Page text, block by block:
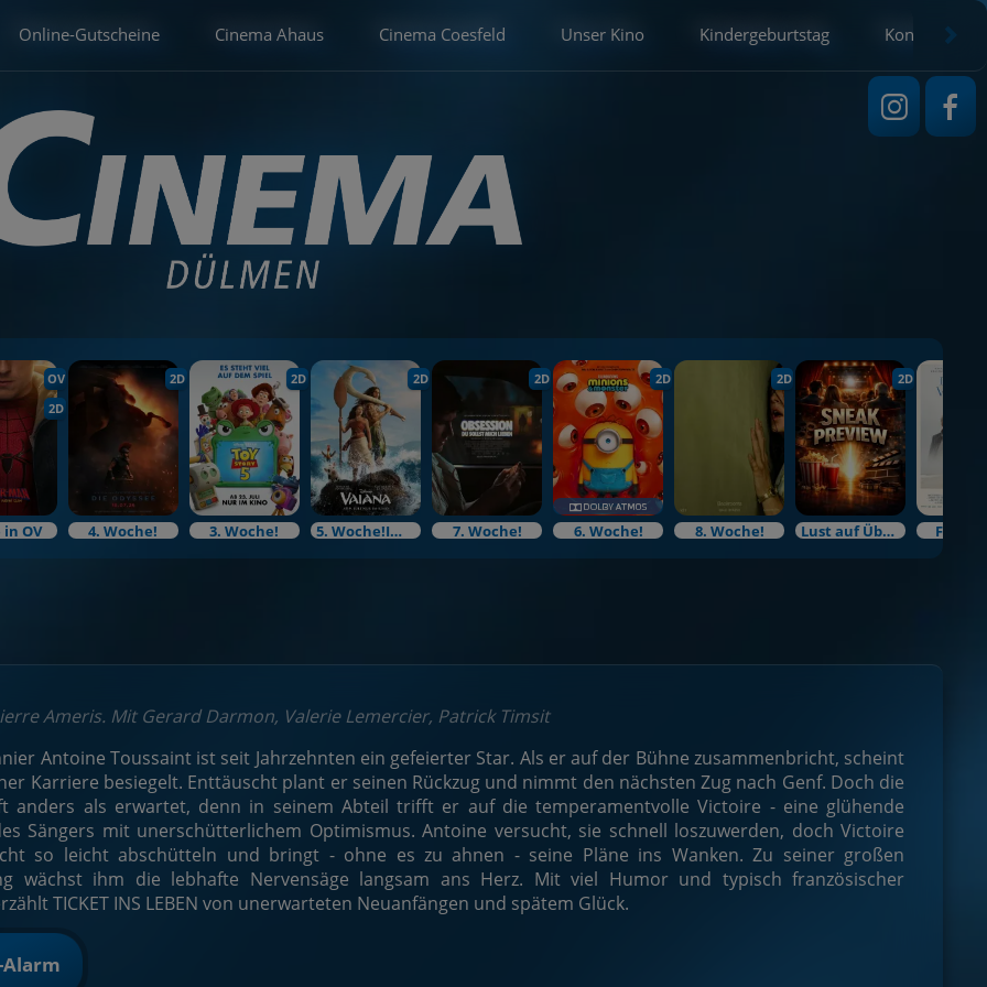
Online-Gutscheine Cinema Ahaus Cinema Coesfeld Unser Kino Kindergeburtstag Kontakt
OV
2D
in OV
2D
4. Woche!
2D
3. Woche!
2D
5. Woche!Im Bundesstart
2D
7. Woche!
2D
6. Woche!
2D
8. Woche!
2D
Lust auf Überraschung?
Ameris. Mit Gerard Darmon, Valerie Lemercier, Patrick Timsit
Antoine Toussaint ist seit Jahrzehnten ein gefeierter Star. Als er auf der Bühne zusammenbricht, scheint
Karriere besiegelt. Enttäuscht plant er seinen Rückzug und nimmt den nächsten Zug nach Genf. Doch die
anders als erwartet, denn in seinem Abteil trifft er auf die temperamentvolle Victoire - eine glühende
Sängers mit unerschütterlichem Optimismus. Antoine versucht, sie schnell loszuwerden, doch Victoire
so leicht abschütteln und bringt - ohne es zu ahnen - seine Pläne ins Wanken. Zu seiner großen
wächst ihm die lebhafte Nervensäge langsam ans Herz. Mit viel Humor und typisch französischer
TICKET INS LEBEN von unerwarteten Neuanfängen und spätem Glück.